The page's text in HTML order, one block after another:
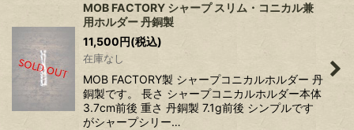
MOB FACTORY シャープ スリム・コニカル兼
用ホルダー 丹銅製
11,500円(税込)
在庫なし
MOB FACTORY製 シャープコニカルホルダー 丹
銅製です。 長さ シャープコニカルホルダー本体
3.7cm前後 重さ 丹銅製 7.1g前後 シンプルです
がシャープシリー…